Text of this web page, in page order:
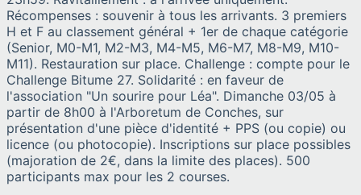
Récompenses : souvenir à tous les arrivants. 3 premiers
H et F au classement général + 1er de chaque catégorie
(Senior, M0-M1, M2-M3, M4-M5, M6-M7, M8-M9, M10-
M11). Restauration sur place. Challenge : compte pour le
Challenge Bitume 27. Solidarité : en faveur de
l'association "Un sourire pour Léa". Dimanche 03/05 à
partir de 8h00 à l'Arboretum de Conches, sur
présentation d'une pièce d'identité + PPS (ou copie) ou
licence (ou photocopie). Inscriptions sur place possibles
(majoration de 2€, dans la limite des places). 500
participants max pour les 2 courses.